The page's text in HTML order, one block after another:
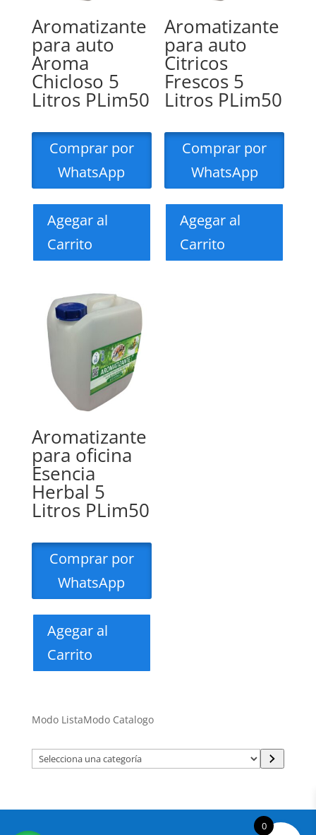
Aromatizante
para auto
Aroma
Chicloso 5
Litros PLim50
Comprar por
WhatsApp
Agegar al
Carrito
Aromatizante
para auto
Citricos
Frescos 5
Litros PLim50
Comprar por
WhatsApp
Agegar al
Carrito
Aromatizante
para oficina
Esencia
Herbal 5
Litros PLim50
Comprar por
WhatsApp
Agegar al
Carrito
Modo ListaModo Catalogo
Selecciona
una
0